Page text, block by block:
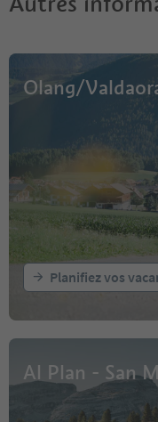
Olang/
Planifiez vos
Al Plan - San